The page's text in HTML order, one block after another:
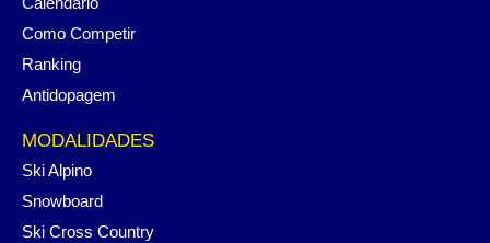
Como Competir
Ranking
Antidopagem
MODALIDADES
Ski Alpino
Snowboard
Ski Cross Country